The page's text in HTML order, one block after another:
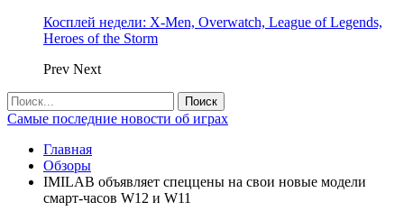
Косплей недели: X-Men, Overwatch, League of Legends,
Heroes of the Storm
Prev Next
Самые последние новости об играх
Главная
Обзоры
IMILAB объявляет спеццены на свои новые модели
смарт-часов W12 и W11